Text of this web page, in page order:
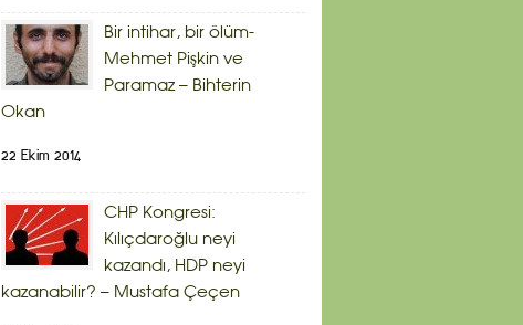
Bir intihar, bir ölüm-
Mehmet Pişkin ve
Paramaz – Bihterin
Okan
22 Ekim 2014
CHP Kongresi:
Kılıçdaroğlu neyi
kazandı, HDP neyi
kazanabilir? – Mustafa Çeçen